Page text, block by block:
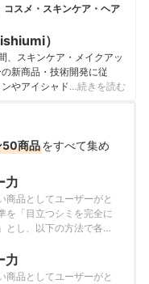
ための技術指導も請け負
のライティング、イベン
でのメディア露出もこな
活動するなど、若い世代
コスメや美容グッズが大
チェックしている。
スメ・スキンケア・ヘア
）
、スキンケア・メイクアッ
新商品・技術開発に従
やアイシャドウ、口紅な
在はマイベストで年間
。開発現場で培った知識
ふまえながら、専門的な
伝えることを大切にしな
。
）のプロフィール
…続きを読む
50商品をすべて集め
力
商品としてユーザーがと
を「目立つシミを完全に
とし、以下の方法で各商
力
商品としてユーザーがと